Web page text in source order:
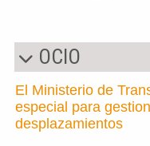
OCIO
El Ministerio de
especial para
desplazamientos